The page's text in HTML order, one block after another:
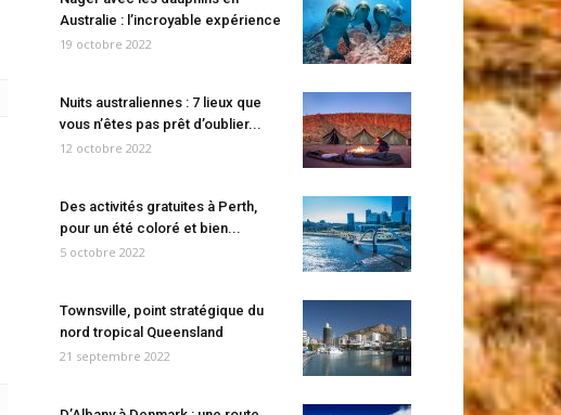
Australie : l’incroyable expérience
19 octobre 2022
Nuits australiennes : 7 lieux que
vous n’êtes pas prêt d’oublier...
12 octobre 2022
Des activités gratuites à Perth,
pour un été coloré et bien...
5 octobre 2022
Townsville, point stratégique du
nord tropical Queensland
21 septembre 2022